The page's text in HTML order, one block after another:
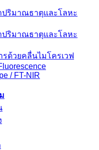
ปริมาณธาตุและโลหะ
ปริมาณธาตุและโลหะ
รด้วยคลื่นไมโครเวฟ
/ FT-NIR